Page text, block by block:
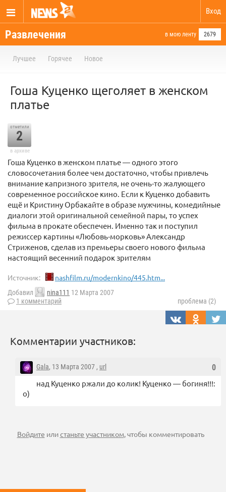
Вход
Развлечения в мою ленту 2679
Лучшее Горячее Новое
Гоша Куценко щеголяет в женском
платье
отметили
2
в архиве
Гоша Куценко в женском платье — одного этого
словосочетания более чем достаточно, чтобы привлечь
внимание капризного зрителя, не очень-то жалующего
современное российское кино. Если к Куценко добавить
ещё и Кристину Орбакайте в образе мужчины, комедийные
диалоги этой оригинальной семейной пары, то успех
фильма в прокате обеспечен. Именно так и поступил
режиссер картины «Любовь-морковь» Александр
Стриженов, сделав из премьеры своего нового фильма
настоящий весенний подарок зрителям
Источник: nashfilm.ru/modernkino/445.htm...
Добавил nina111 12 Марта 2007
1 комментарий
проблема (2)
Комментарии участников:
0
Gala, 13 Марта 2007 , url
над Куценко ржали до колик! Куценко — богиня!!!:
о)
Войдите илистаньте участником, чтобы комментировать